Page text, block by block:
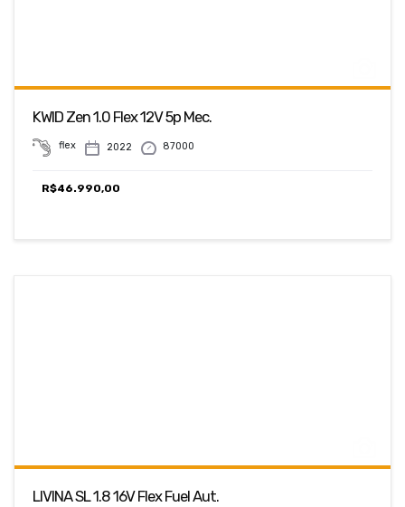
KWID Zen 1.0 Flex 12V 5p Mec.
flex 2022 87000
R$46.990,00
LIVINA SL 1.8 16V Flex Fuel Aut.